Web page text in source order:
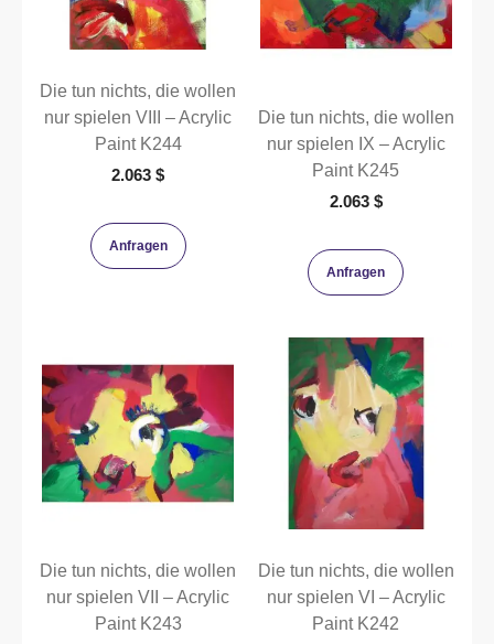
Die tun nichts, die wollen
nur spielen VIII – Acrylic
Paint K244
2.063$
Anfragen
Die tun nichts, die wollen
nur spielen IX – Acrylic
Paint K245
2.063 $
Anfragen
Die tun nichts, die wollen
nur spielen VII – Acrylic
Paint K243
Die tun nichts, die wollen
nur spielen VI – Acrylic
Paint K242